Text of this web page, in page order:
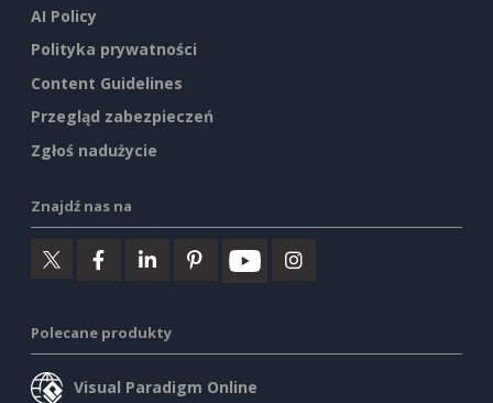
AI Policy
Polityka prywatności
Content Guidelines
Przegląd zabezpieczeń
Zgłoś nadużycie
Znajdź nas na
Polecane produkty
Visual Paradigm Online